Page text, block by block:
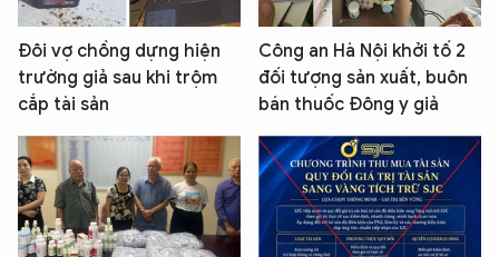
Đôi vợ chồng dựng hiện
trường giả sau khi trộm
cắp tài sản
Công an Hà Nội khởi tố 2
đối tượng sản xuất, buôn
bán thuốc Đông y giả